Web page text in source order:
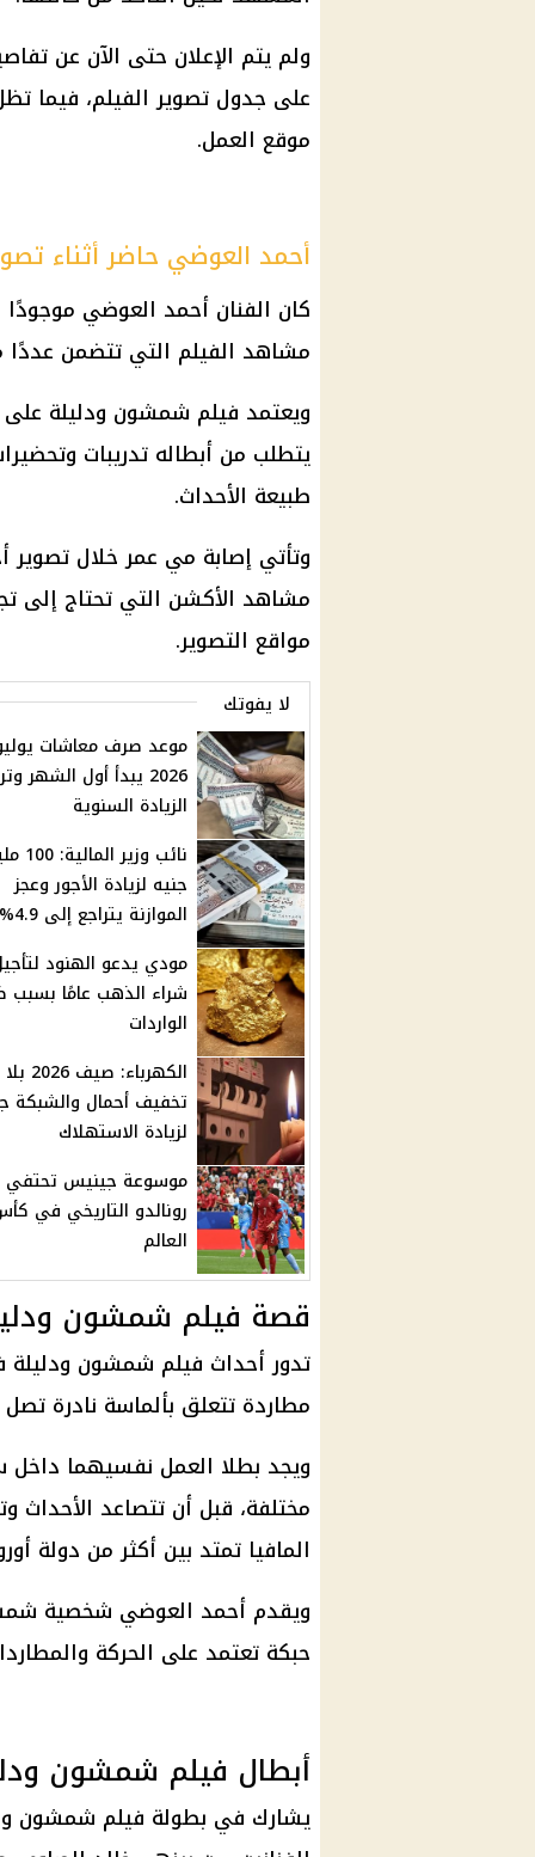
ولم يتم الإعلان حتى الآن عن
على جدول تصوير الفيلم، فيما
موقع العمل.
أحمد العوضي حاضر أثناء
كان الفنان أحمد العوضي
مشاهد الفيلم التي تتضمن عددًا
ويعتمد فيلم شمشون ودليلة
يتطلب من أبطاله تدريبات
طبيعة الأحداث.
وتأتي إصابة مي عمر خلال
مشاهد الأكشن التي تحتاج إلى
مواقع التصوير.
لا يفوتك
موعد صرف معاشات
2026 يبدأ أول الشهر
الزيادة السنوية
نائب وزير
جنيه لزيادة الأجور وعجز
الموازنة يتراجع إلى 4.9%
مودي يدعو الهنود
شراء الذهب عامًا
الواردات
الكهرباء: صيف 2026 بلا
تخفيف أحمال والشبكة
لزيادة الاستهلاك
موسوعة جينيس تحتفي
رونالدو التاريخي في
العالم
قصة فيلم شمشون
تدور أحداث فيلم شمشون ودليلة
مطاردة تتعلق بألماسة نادرة
ويجد بطلا العمل نفسيهما
مختلفة، قبل أن تتصاعد
المافيا تمتد بين أكثر من دولة
ويقدم أحمد العوضي شخصية
حبكة تعتمد على الحركة
أبطال فيلم شمشون
يشارك في بطولة فيلم شمشون